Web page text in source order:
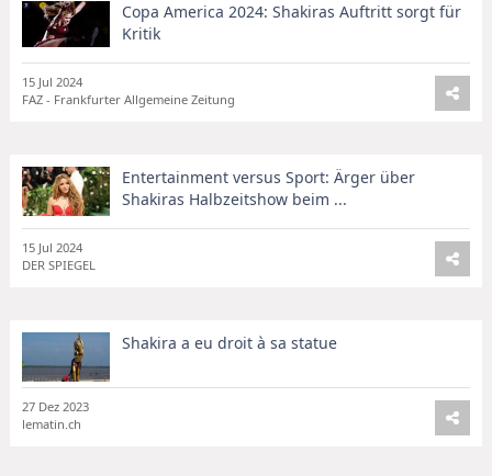
Copa America 2024: Shakiras Auftritt sorgt für
Kritik
15 Jul 2024
FAZ - Frankfurter Allgemeine Zeitung
Entertainment versus Sport: Ärger über
Shakiras Halbzeitshow beim ...
15 Jul 2024
DER SPIEGEL
Shakira a eu droit à sa statue
27 Dez 2023
lematin.ch